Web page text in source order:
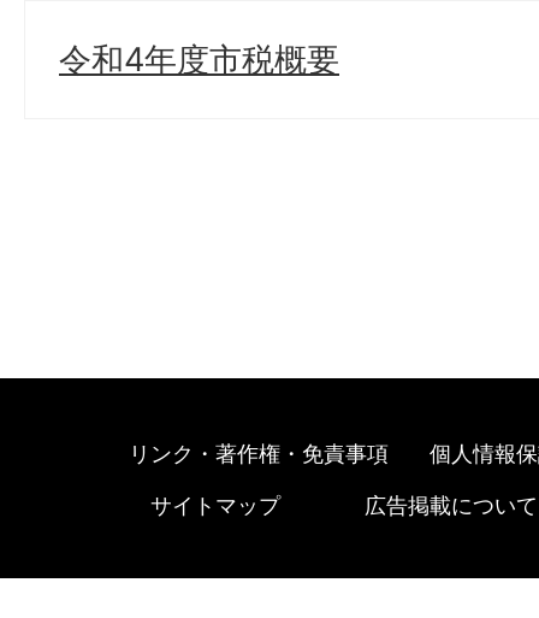
令和4年度市税概要
リンク・著作権・免責事項 個人情報
サイトマップ 広告掲載について